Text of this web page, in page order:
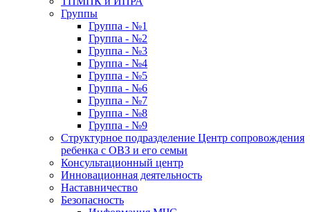
Группы
Группа - №1
Группа - №2
Группа - №3
Группа - №4
Группа - №5
Группа - №6
Группа - №7
Группа - №8
Группа - №9
Структурное подразделение Центр сопровождения
ребенка с ОВЗ и его семьи
Консультационный центр
Инновационная деятельность
Наставничество
Безопасность